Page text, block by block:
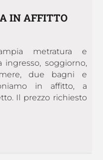
IN AFFITTO
metratura e
soggiorno,
due bagni e
in affitto, a
Il prezzo richiesto